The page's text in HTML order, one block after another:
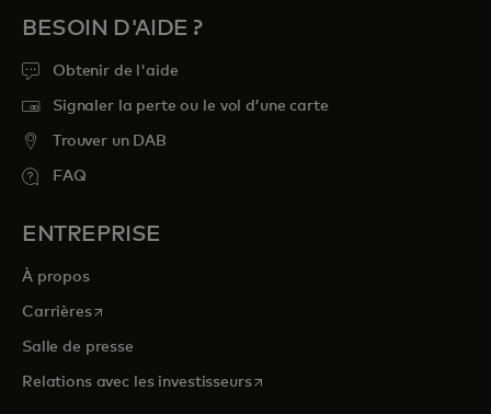
BESOIN D'AIDE ?
Obtenir de l'aide
Signaler la perte ou le vol d’une carte
Trouver un DAB
FAQ
ENTREPRISE
À propos
Carrièress’ouvre dans un nouvel onglet
Salle de presse
Relations avec les investisseurss’ouvre dans un nouvel onglet